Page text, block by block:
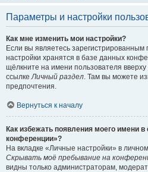
Параметры и настройки
Как мне изменить мои настройки?
Если вы являетесь зарегистрированным
настройки хранятся в базе данных
щёлкните на имени пользователя
ссылкеЛичный раздел. Там вы можете
предпочтения.
Вернуться к началу
Как избежать появления моего имени в
конференции»?
На вкладке «Личные настройки» в
Скрывать моё пребывание на
видны только администраторам,